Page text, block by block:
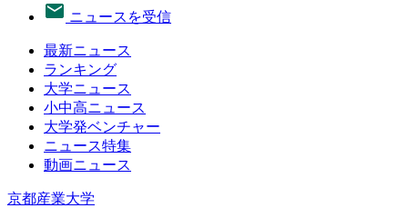
ニュースを受信
最新ニュース
ランキング
大学ニュース
小中高ニュース
大学発ベンチャー
ニュース特集
動画ニュース
京都産業大学